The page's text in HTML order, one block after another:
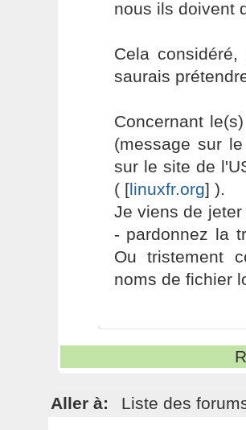
nous ils doivent
Cela
saurais
Concernant
(message sur
sur le site de
( [linuxfr.org] ).
Je viens de
- pardonnez la
Ou tristement
noms de fichier
Aller à: Liste des